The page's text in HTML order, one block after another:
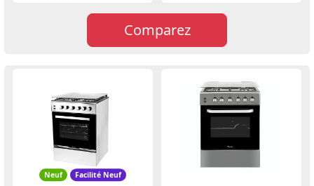
Comparez
Neuf Facilité Neuf